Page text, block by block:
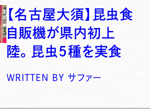
【名古屋大須】昆虫食
自販機が県内初上
陸。昆虫５種を実食
WRITTEN BY サファー